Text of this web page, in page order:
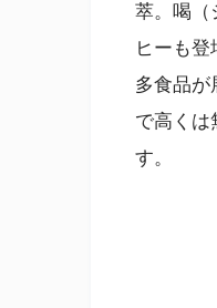
萃。喝（
ヒーも
多食品が
で高くは
す。